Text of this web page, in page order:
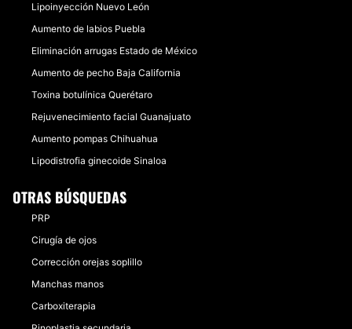
Lipoinyección Nuevo León
Aumento de labios Puebla
Eliminación arrugas Estado de México
Aumento de pecho Baja California
Toxina botulínica Querétaro
Rejuvenecimiento facial Guanajuato
Aumento pompas Chihuahua
Lipodistrofia ginecoide Sinaloa
OTRAS BÚSQUEDAS
PRP
Cirugía de ojos
Corrección orejas soplillo
Manchas manos
Carboxiterapia